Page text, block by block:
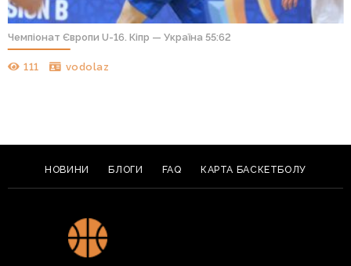
Чемпіонат Європи U-16. Кіпр — Україна 55:62
111 vodolaz
НОВИНИ БЛОГИ FAQ КАРТА БАСКЕТБОЛУ